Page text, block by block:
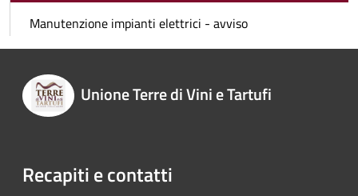
Manutenzione impianti elettrici - avviso
Unione Terre di Vini e Tartufi
Recapiti e contatti